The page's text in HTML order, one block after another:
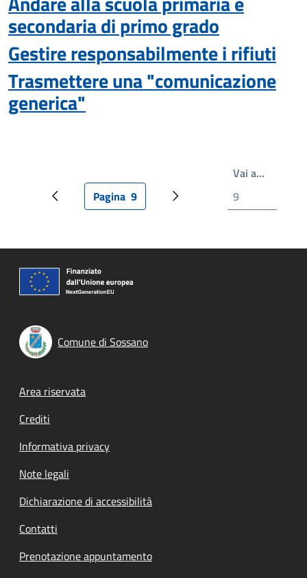
secondaria di primo grado
Gestire responsabilmente i rifiuti
Trasmettere una "comunicazione
generica"
Pagina precedentePagina attuale
Pagina 9 Prossima pagina
Vai a…
Comune di Sossano
Footer menu
Area riservata
Crediti
Informativa privacy
Note legali
Dichiarazione di accessibilità
Contatti
Prenotazione appuntamento